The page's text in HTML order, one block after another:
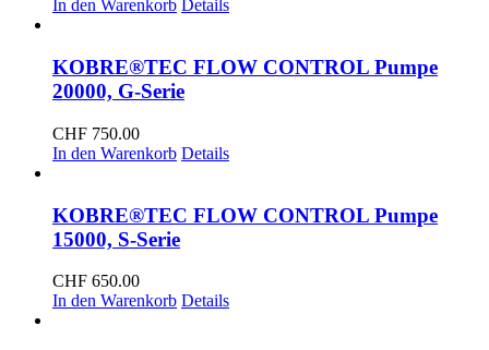
In den Warenkorb Details
KOBRE®TEC FLOW CONTROL Pumpe
20000, G-Serie
CHF 750.00
In den Warenkorb Details
KOBRE®TEC FLOW CONTROL Pumpe
15000, S-Serie
CHF 650.00
In den Warenkorb Details